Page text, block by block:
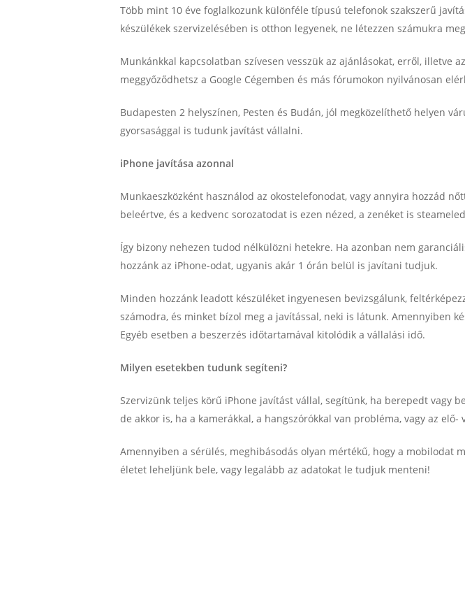
Több mint 10 éve foglalkozunk különféle típusú telefonok szakszerű
készülékek szervizelésében is otthon legyenek, ne létezzen számukra
Munkánkkal kapcsolatban szívesen vesszük az ajánlásokat, erről, illetve az
meggyőződhetsz a Google Cégemben és más fórumokon nyilvánosan
Budapesten 2 helyszínen, Pesten és Budán, jól megközelíthető helyen
gyorsasággal is tudunk javítást vállalni.
iPhone javítása azonnal
Munkaeszközként használod az okostelefonodat, vagy annyira hozzád
beleértve, és a kedvenc sorozatodat is ezen nézed, a zenéket is
Így bizony nehezen tudod nélkülözni hetekre. Ha azonban nem
hozzánk az iPhone-odat, ugyanis akár 1 órán belül is javítani tudjuk.
Minden hozzánk leadott készüléket ingyenesen bevizsgálunk,
számodra, és minket bízol meg a javítással, neki is látunk. Amennyiben
Egyéb esetben a beszerzés időtartamával kitolódik a vállalási idő.
Milyen esetekben tudunk segíteni?
Szervizünk teljes körű iPhone javítást vállal, segítünk, ha berepedt vagy
de akkor is, ha a kamerákkal, a hangszórókkal van probléma, vagy az
Amennyiben a sérülés, meghibásodás olyan mértékű, hogy a mobilodat
életet leheljünk bele, vagy legalább az adatokat le tudjuk menteni!